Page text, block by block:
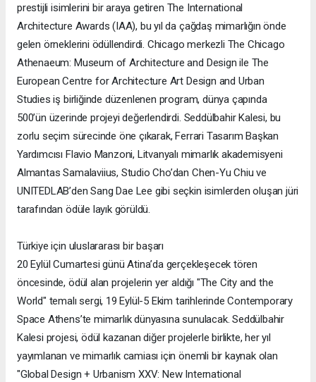
prestijli isimlerini bir araya getiren The International
Architecture Awards (IAA), bu yıl da çağdaş mimarlığın önde
gelen örneklerini ödüllendirdi. Chicago merkezli The Chicago
Athenaeum: Museum of Architecture and Design ile The
European Centre for Architecture Art Design and Urban
Studies iş birliğinde düzenlenen program, dünya çapında
500’ün üzerinde projeyi değerlendirdi. Seddülbahir Kalesi, bu
zorlu seçim sürecinde öne çıkarak, Ferrari Tasarım Başkan
Yardımcısı Flavio Manzoni, Litvanyalı mimarlık akademisyeni
Almantas Samalaviius, Studio Cho’dan Chen-Yu Chiu ve
UNITEDLAB’den Sang Dae Lee gibi seçkin isimlerden oluşan jüri
tarafından ödüle layık görüldü.
Türkiye için uluslararası bir başarı
20 Eylül Cumartesi günü Atina’da gerçekleşecek tören
öncesinde, ödül alan projelerin yer aldığı "The City and the
World" temalı sergi, 19 Eylül-5 Ekim tarihlerinde Contemporary
Space Athens’te mimarlık dünyasına sunulacak. Seddülbahir
Kalesi projesi, ödül kazanan diğer projelerle birlikte, her yıl
yayımlanan ve mimarlık camiası için önemli bir kaynak olan
"Global Design + Urbanism XXV: New International